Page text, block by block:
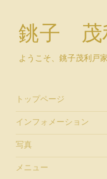
銚子 茂
ようこそ、銚子茂利戸
トップページ
インフォメーション
写真
メニュー